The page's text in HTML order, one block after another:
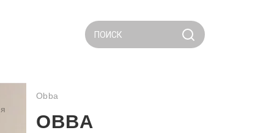
ПОИСК
Obba
OBBA